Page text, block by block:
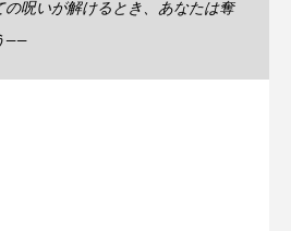
の呪いが解けるとき、あなたは奪
――